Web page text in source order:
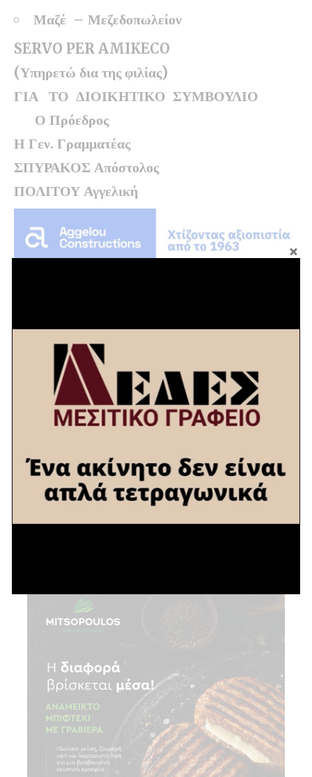
Μαζέ – Μεζεδοπωλείον
SERVO PER AMIKECO
(Υπηρετώ δια της φιλίας)
ΓΙΑ ΤΟ ΔΙΟΙΚΗΤΙΚΟ ΣΥΜΒΟΥΛΙΟ
Ο Πρόεδρος
Η Γεν. Γραμματέας
ΣΠΥΡΑΚΟΣ Απόστολος
ΠΟΛΙΤΟΥ Αγγελική